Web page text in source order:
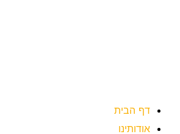
דף הבית
אודותינו